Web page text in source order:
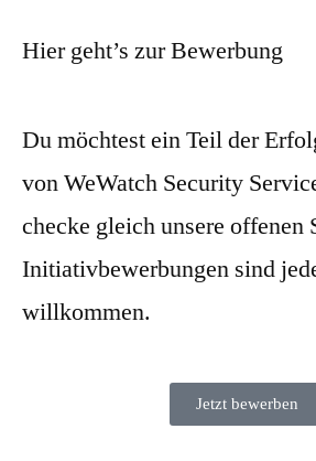
Hier geht’s zur Bewerbung
Du möchtest ein Teil der
von WeWatch Security
checke gleich unsere offenen
Initiativbewerbungen sind
willkommen.
Jetzt bewerben